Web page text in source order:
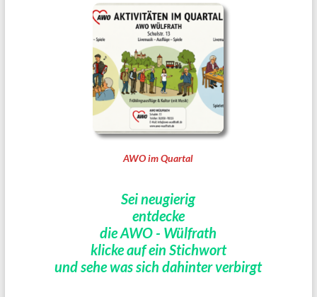
AWO im Quartal
Sei neugierig
entdecke
die AWO - Wülfrath
klicke auf ein Stichwort
und sehe was sich dahinter verbirgt